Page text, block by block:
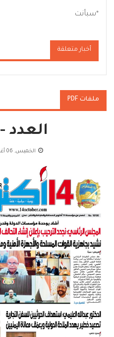
*سبأنت
أخبار متعلقة
ملفات PDF
العدد - 18190
الخميس, 06 أغسطس 2026